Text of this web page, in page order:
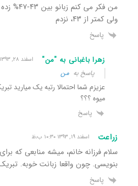
من فکر می
ولی کمتر از ۴۳، نزدم
پاسخ
زهرا باغبانی به "من" اسفند ۲۸, ۱۳۹۳ ۸:۳۲ ب٫ظ
پاسخ به من
عزیزم شما احتمالا رتبه یک میارید
میوه ؟؟؟
پاسخ
زراعت اسفند ۱۹, ۱۳۹۳ ۱۰:۳۰ ب٫ظ
سلام فرزانه خانم، میشه منابعی که
بنویسی. چون واقعا زبانت خوبه.
پاسخ